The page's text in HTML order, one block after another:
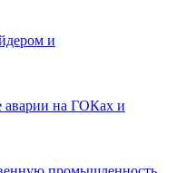
и
аварии на ГОКах и